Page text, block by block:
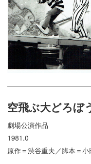
空飛ぶ大どろぼ
劇場公演作品
1981.0
原作＝渋谷重夫／脚本＝